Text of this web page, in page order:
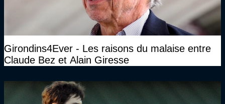
Girondins4Ever - Les raisons du malaise entre
Claude Bez et Alain Giresse